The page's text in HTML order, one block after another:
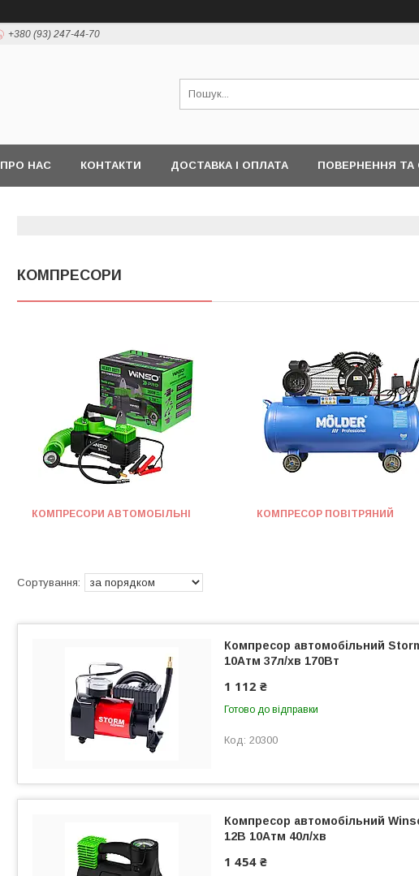
+380 (93) 247-44-70
ПРО НАС КОНТАКТИ ДОСТАВКА І ОПЛАТА ПОВЕРНЕННЯ ТА
КОМПРЕСОРИ
КОМПРЕСОРИ АВТОМОБІЛЬНІ КОМПРЕСОР ПОВІТРЯНИЙ
Компресор автомобільний
10Атм 37л/хв 170Вт
1 112 ₴
Готово до відправки
20300
Компресор автомобільний
12В 10Атм 40л/хв
1 454 ₴